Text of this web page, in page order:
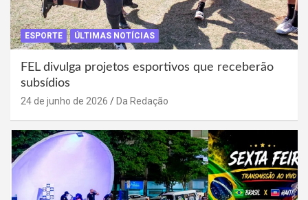
ESPORTE ÚLTIMAS NOTÍCIAS
FEL divulga projetos esportivos que receberão
subsídios
24 de junho de 2026 Da Redação